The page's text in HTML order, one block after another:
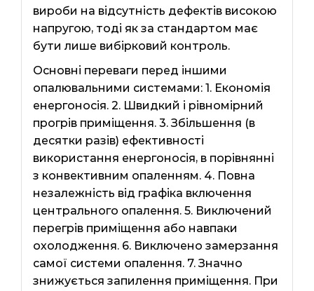
вироби на відсутність дефектів високою
напругою, тоді як за стандартом має
бути лише вибірковий контроль.
Основні переваги перед іншими
опалювальними системами: 1. Економія
енергоносія. 2. Швидкий і рівномірний
прогрів приміщення. 3. Збільшення (в
десятки разів) ефективності
використання енергоносія, в порівнянні
з конвективним опаленням. 4. Повна
незалежність від графіка включення
центрального опалення. 5. Виключений
перегрів приміщення або навпаки
охолодження. 6. Виключено замерзання
самої системи опалення. 7. Значно
знижується запилення приміщення. При